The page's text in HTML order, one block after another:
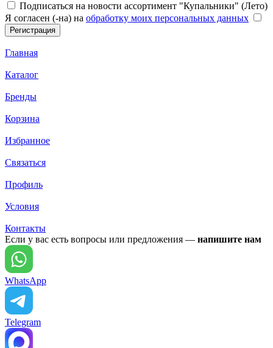
Подписаться на новости ассортимент "Купальники" (Лето)
Я согласен (-на) на обработку моих персональных данных
Главная
Каталог
Бренды
Корзина
Избранное
Связаться
Профиль
Условия
Контакты
Если у вас есть вопросы или предложения — напишите нам
WhatsApp
Telegram